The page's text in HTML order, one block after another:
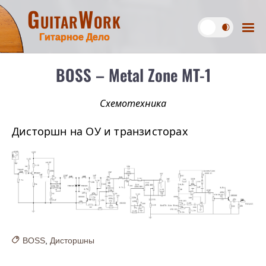
GuitarWork
Гитарное Дело
BOSS – Metal Zone MT-1
Схемотехника
Дисторшн на ОУ и транзисторах
BOSS Дисторшны